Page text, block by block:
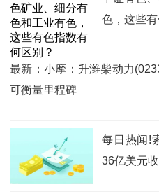
色，这些
最新：小摩：升潍柴动力
可衡量里程碑
每日热闻!
36亿美元